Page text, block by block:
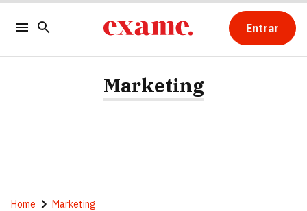
Entrar
Marketing
Home Marketing